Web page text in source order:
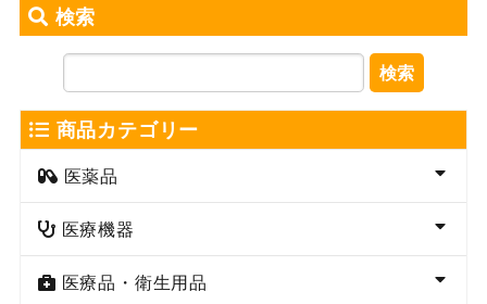
検索
検索
商品カテゴリー
医薬品
医療機器
医療品・衛生用品